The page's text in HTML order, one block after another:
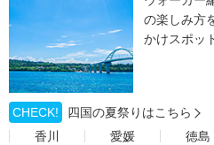
の楽しみ方
かけスポッ
CHECK!
四国の夏祭りはこちら
香川
愛媛 徳島